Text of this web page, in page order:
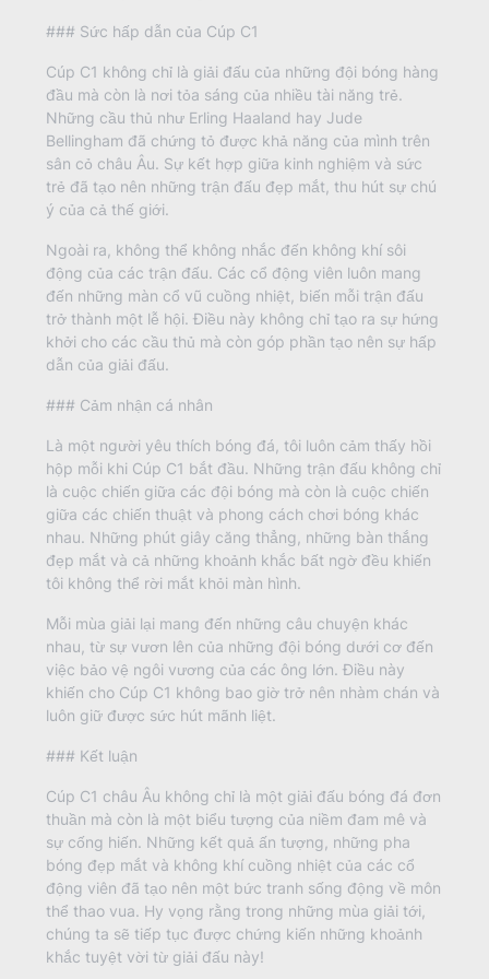
### Sức hấp dẫn của Cúp C1
Cúp C1 không chỉ là giải đấu của những đội bóng hàng
đầu mà còn là nơi tỏa sáng của nhiều tài năng trẻ.
Những cầu thủ như Erling Haaland hay Jude
Bellingham đã chứng tỏ được khả năng của mình trên
sân cỏ châu Âu. Sự kết hợp giữa kinh nghiệm và sức
trẻ đã tạo nên những trận đấu đẹp mắt, thu hút sự chú
ý của cả thế giới.
Ngoài ra, không thể không nhắc đến không khí sôi
động của các trận đấu. Các cổ động viên luôn mang
đến những màn cổ vũ cuồng nhiệt, biến mỗi trận đấu
trở thành một lễ hội. Điều này không chỉ tạo ra sự hứng
khởi cho các cầu thủ mà còn góp phần tạo nên sự hấp
dẫn của giải đấu.
### Cảm nhận cá nhân
Là một người yêu thích bóng đá, tôi luôn cảm thấy hồi
hộp mỗi khi Cúp C1 bắt đầu. Những trận đấu không chỉ
là cuộc chiến giữa các đội bóng mà còn là cuộc chiến
giữa các chiến thuật và phong cách chơi bóng khác
nhau. Những phút giây căng thẳng, những bàn thắng
đẹp mắt và cả những khoảnh khắc bất ngờ đều khiến
tôi không thể rời mắt khỏi màn hình.
Mỗi mùa giải lại mang đến những câu chuyện khác
nhau, từ sự vươn lên của những đội bóng dưới cơ đến
việc bảo vệ ngôi vương của các ông lớn. Điều này
khiến cho Cúp C1 không bao giờ trở nên nhàm chán và
luôn giữ được sức hút mãnh liệt.
### Kết luận
Cúp C1 châu Âu không chỉ là một giải đấu bóng đá đơn
thuần mà còn là một biểu tượng của niềm đam mê và
sự cống hiến. Những kết quả ấn tượng, những pha
bóng đẹp mắt và không khí cuồng nhiệt của các cổ
động viên đã tạo nên một bức tranh sống động về môn
thể thao vua. Hy vọng rằng trong những mùa giải tới,
chúng ta sẽ tiếp tục được chứng kiến những khoảnh
khắc tuyệt vời từ giải đấu này!